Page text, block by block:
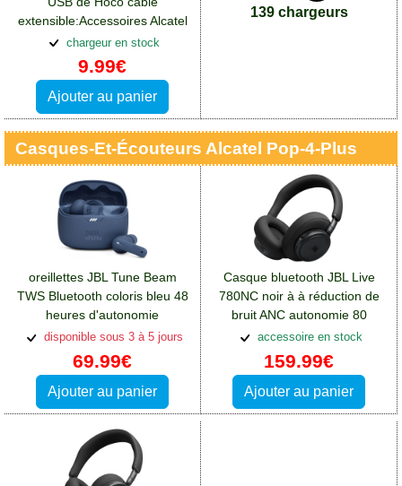
extensible:Accessoires Alcatel
Pop 4 Plus
chargeur en stock
9.99€
Ajouter au panier
139 chargeurs
Casques-Et-Écouteurs Alcatel Pop-4-Plus
oreillettes JBL Tune Beam
TWS Bluetooth coloris bleu 48
heures d'autonomie
totale:Accessoires Alcatel Pop
4 Plus
disponible sous 3 à 5 jours
69.99€
Ajouter au panier
Casque bluetooth JBL Live
780NC noir à à réduction de
bruit ANC autonomie 80
heures:Accessoires Alcatel
Pop 4 Plus
accessoire en stock
159.99€
Ajouter au panier